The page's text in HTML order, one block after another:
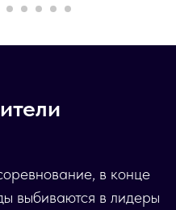
в конце
выбиваются в лидеры